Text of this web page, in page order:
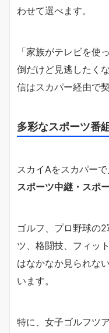
わせて選べます。
「家族がテレビを使
倒だけど見逃したく
信はスカパー経由で
多彩なスポーツ番
スカイAをスカパー
スポーツ中継・スポ
ゴルフ、プロ野球の
ツ、格闘技、フィッ
はなかなか見られな
います。
特に、女子ゴルフツ